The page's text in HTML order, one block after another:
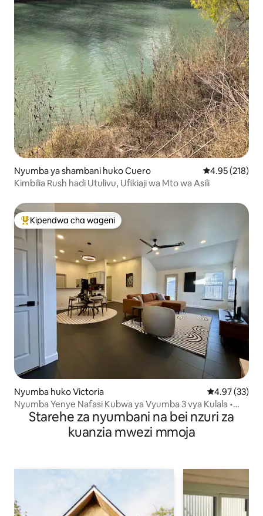
Nyumba ya shambani huko Cuero Ukadiriaji wa
4.95 (218)
Kimbilia Rush hadi Utulivu, Ufikiaji wa Mto wa Asili
Kipendwa maarufu cha wageni
Kipendwa cha wageni
Nyumba huko Victoria Ukadiriaji wa
4.97 (33)
Nyumba Yenye Nafasi Kubwa ya Vyumba 3 vya Kulala •
Inatoshea Watu 6 • Ukaaji wa Amani
Starehe za nyumbani na bei nzuri za
kuanzia mwezi mmoja